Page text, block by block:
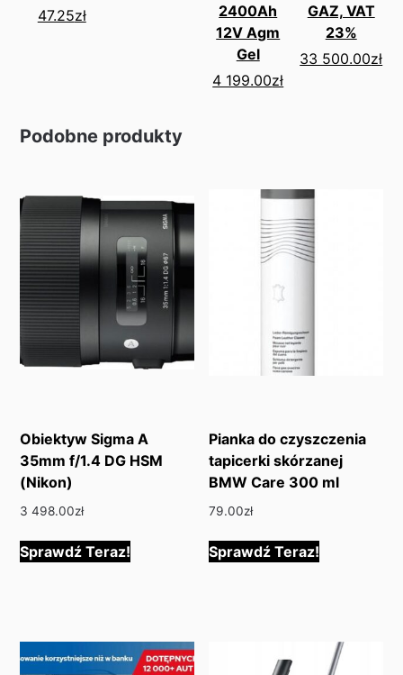
47.25zł
2400Ah
12V Agm
Gel
4 199.00zł
GAZ, VAT
23%
33 500.00zł
Podobne produkty
Obiektyw Sigma A
35mm f/1.4 DG HSM
(Nikon)
3 498.00zł
Sprawdź Teraz!
Pianka do czyszczenia
tapicerki skórzanej
BMW Care 300 ml
79.00zł
Sprawdź Teraz!